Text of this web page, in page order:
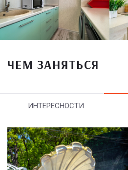
ЧЕМ ЗАНЯТЬСЯ
ИНТЕРЕСНОСТИ